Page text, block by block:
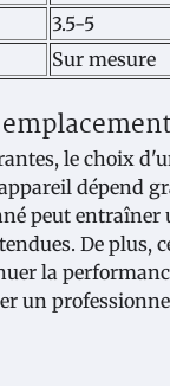
3.5-5
Sur mesure
le choix
dépend
peut entraîner
De plus,
la
un